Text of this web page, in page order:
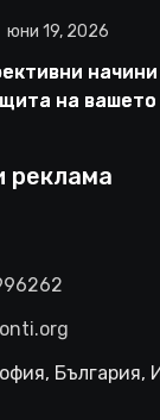
юни 19, 2026
на
реклама
България,